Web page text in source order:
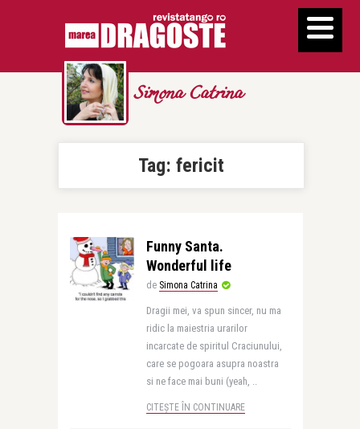
Simona Catrina
Tag: fericit
Funny Santa.
Wonderful life
de Simona Catrina
Dragii mei, va spun sincer, nu ma
ridic la maiestria urarilor
incarcate de spiritul Craciunului,
care se pogoara asupra noastra
si ne face mai buni (yeah, ..
CITEȘTE ÎN CONTINUARE